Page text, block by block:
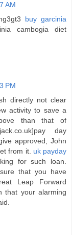
AM
buy garcinia
cambogia diet
PM
directly not clear
activity to save a
than that of
day
approved, John
from it. uk payday
for such loan.
that you have
Leap Forward
that your alarming